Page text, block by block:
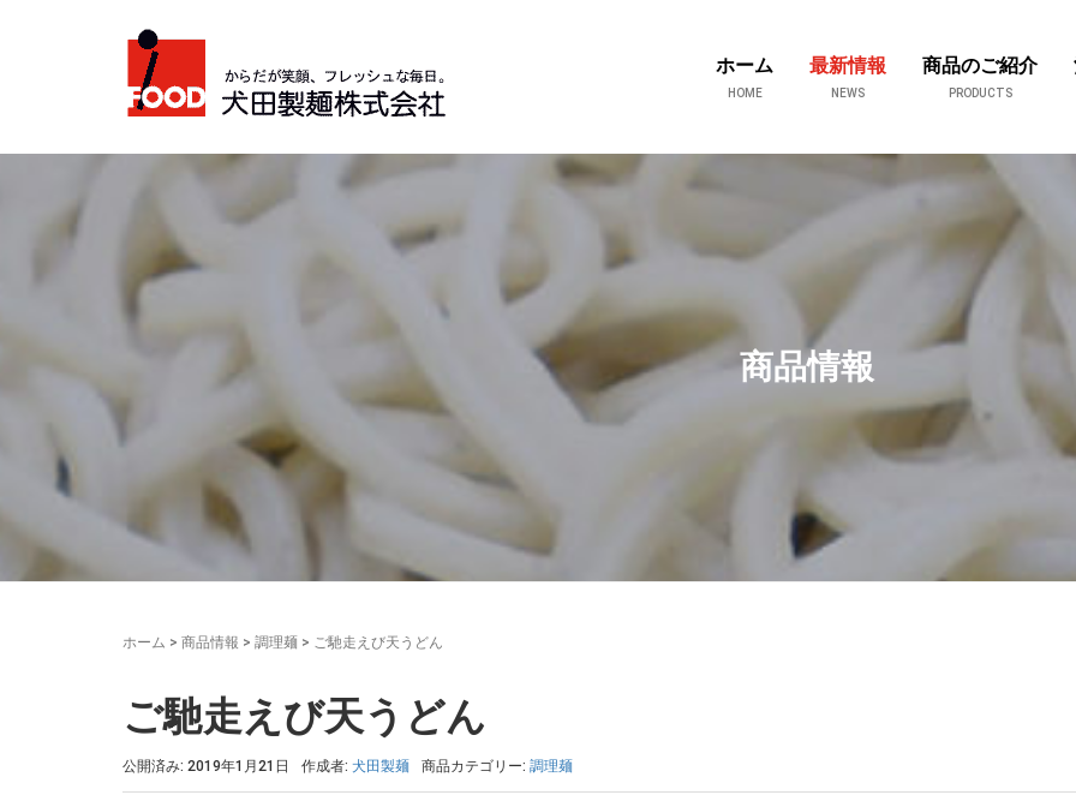
ホーム
HOME
最新情報
NEWS
商品のご紹介
PRODUCTS
商品情報
ホーム > 商品情報 > 調理麺 > ご馳走えび天うどん
ご馳走えび天うどん
公開済み: 2019年1月21日 作成者: 犬田製麺 商品カテゴリー: 調理麺